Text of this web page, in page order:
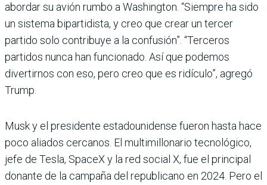
abordar su avión rumbo a Washington. “Siempre ha sido
un sistema bipartidista, y creo que crear un tercer
partido solo contribuye a la confusión”. “Terceros
partidos nunca han funcionado. Así que podemos
divertirnos con eso, pero creo que es ridículo”, agregó
Trump.
Musk y el presidente estadounidense fueron hasta hace
poco aliados cercanos. El multimillonario tecnológico,
jefe de Tesla, SpaceX y la red social X, fue el principal
donante de la campaña del republicano en 2024. Pero el